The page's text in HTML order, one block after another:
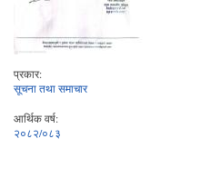
प्रकार:
सूचना तथा समाचार
आर्थिक वर्ष:
२०८२/०८३